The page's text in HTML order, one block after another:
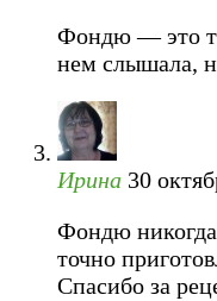
Фондю — это
нем слышала,
Ирина 30
Фондю никогда
точно
Спасибо за